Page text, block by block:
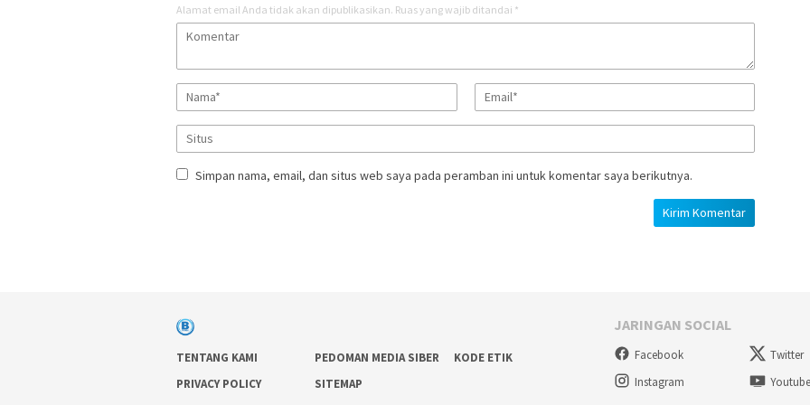
Alamat email Anda tidak akan dipublikasikan. Ruas yang wajib ditandai *
Simpan nama, email, dan situs web saya pada peramban ini untuk komentar saya berikutnya.
TENTANG KAMI PEDOMAN MEDIA SIBER
KODE ETIK
PRIVACY POLICY
SITEMAP
JARINGAN SOCIAL
Facebook Twitter
Instagram
Youtube